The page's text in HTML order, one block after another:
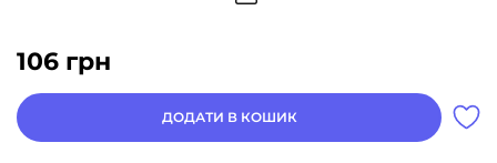
106 грн
ДОДАТИ В КОШИК